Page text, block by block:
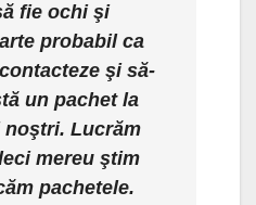
fie ochi şi
probabil ca
şi să-
un pachet la
Lucrăm
mereu ştim
pachetele.